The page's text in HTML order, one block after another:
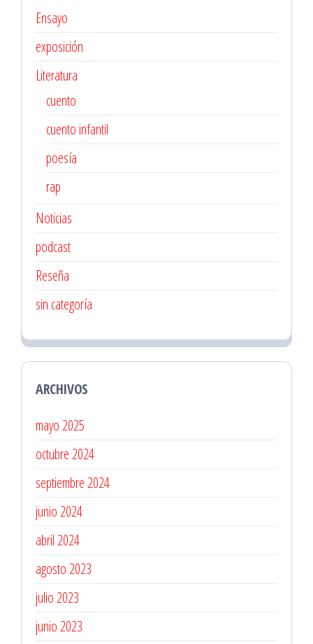
Ensayo
exposición
Literatura
cuento
cuento infantil
poesía
rap
Noticias
podcast
Reseña
sin categoría
ARCHIVOS
mayo 2025
octubre 2024
septiembre 2024
junio 2024
abril 2024
agosto 2023
julio 2023
junio 2023